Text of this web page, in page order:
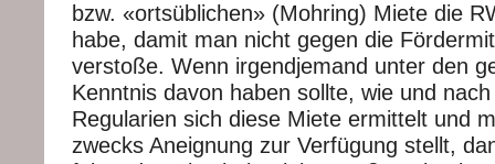
bzw. «ortsüblichen» (Mohring) Miete die
habe, damit man nicht gegen die
verstoße. Wenn irgendjemand unter den
Kenntnis davon haben sollte, wie und
Regularien sich diese Miete ermittelt und
zwecks Aneignung zur Verfügung stellt,